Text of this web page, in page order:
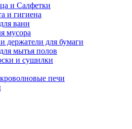
и Салфетки
и гигиена
ванн
мусора
держатели для бумаги
мытья полов
и сушилки
печи